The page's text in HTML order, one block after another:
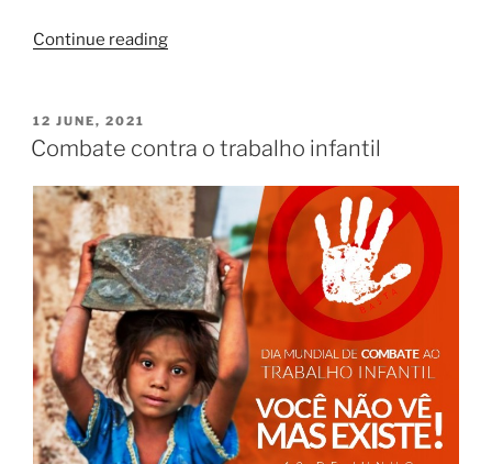
Continue reading
12 JUNE, 2021
Combate contra o trabalho infantil